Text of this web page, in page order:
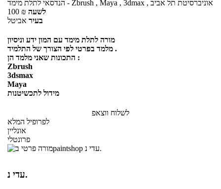
הנדסאי לתלת מימד - Zbrush , Maya , 3dmax , אוניברסיטת תל אביב
100 ₪ לשעה
בעיר אביטל
מורה לתלת מימד עם המון ידע וניסיון
מלמד בפרטי לפי הצורך של התלמיד .
התכונות שאני מלמד הן :
Zbrush
3dsmax
Maya
מידול לתכשיטנות
לשלוח ווצאפ
לפרופיל המלא
אונליין
פרונטלי
עדי נ.